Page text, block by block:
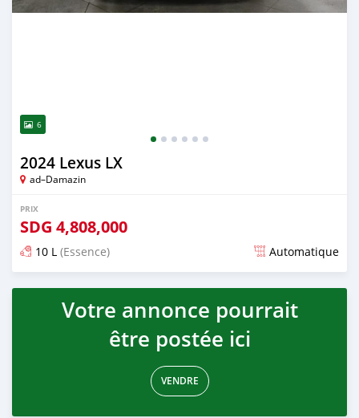
6
2024 Lexus LX
ad–Damazin
PRIX
SDG 4,808,000
10 L (Essence) Automatique
Publié il y a plus d'un an
Votre annonce pourrait
être postée ici
VENDRE